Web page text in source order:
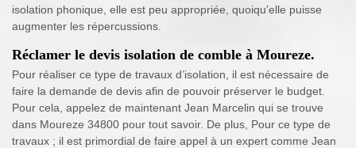
isolation phonique, elle est peu appropriée, quoiqu’elle puisse
augmenter les répercussions.
Réclamer le devis isolation de comble à Moureze.
Pour réaliser ce type de travaux d’isolation, il est nécessaire de
faire la demande de devis afin de pouvoir préserver le budget.
Pour cela, appelez de maintenant Jean Marcelin qui se trouve
dans Moureze 34800 pour tout savoir. De plus, Pour ce type de
travaux ; il est primordial de faire appel à un expert comme Jean